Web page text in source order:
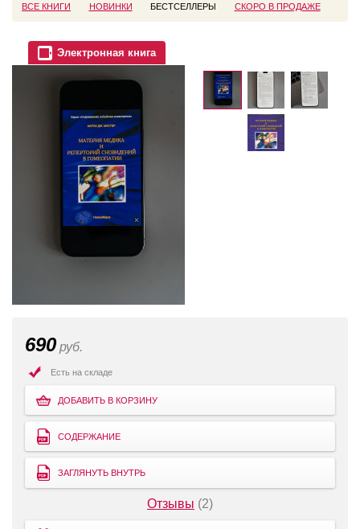
ВСЕ КНИГИ НОВИНКИ БЕСТСЕЛЛЕРЫ СКОРО В ПРОДАЖЕ
Электронная книга
690 руб.
Есть на складе
ДОБАВИТЬ В КОРЗИНУ
СОДЕРЖАНИЕ
ЗАГЛЯНУТЬ ВНУТРЬ
Отзывы (2)